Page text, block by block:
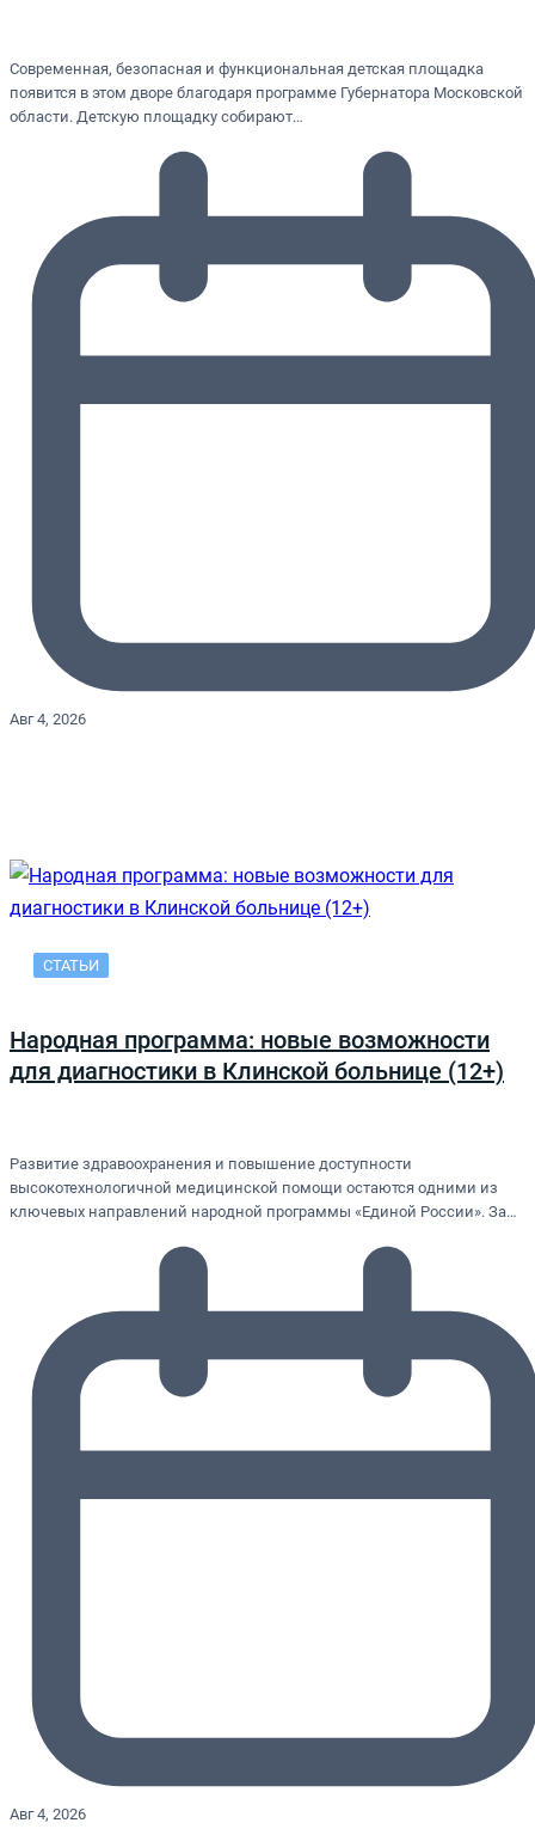
Современная, безопасная и функциональная детская площадка
появится в этом дворе благодаря программе Губернатора Московской
области. Детскую площадку собирают…
Авг 4, 2026
СТАТЬИ
Народная программа: новые возможности
для диагностики в Клинской больнице (12+)
Развитие здравоохранения и повышение доступности
высокотехнологичной медицинской помощи остаются одними из
ключевых направлений народной программы «Единой России». За…
Авг 4, 2026